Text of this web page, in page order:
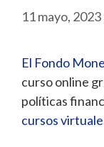
11 mayo, 2023
El Fondo
curso online
políticas
cursos